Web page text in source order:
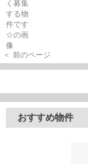
＜ 前のページ
おすすめ物件